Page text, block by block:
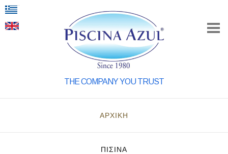
THE COMPANY YOU TRUST
ΑΡΧΙΚΗ
ΠΙΣΙΝΑ